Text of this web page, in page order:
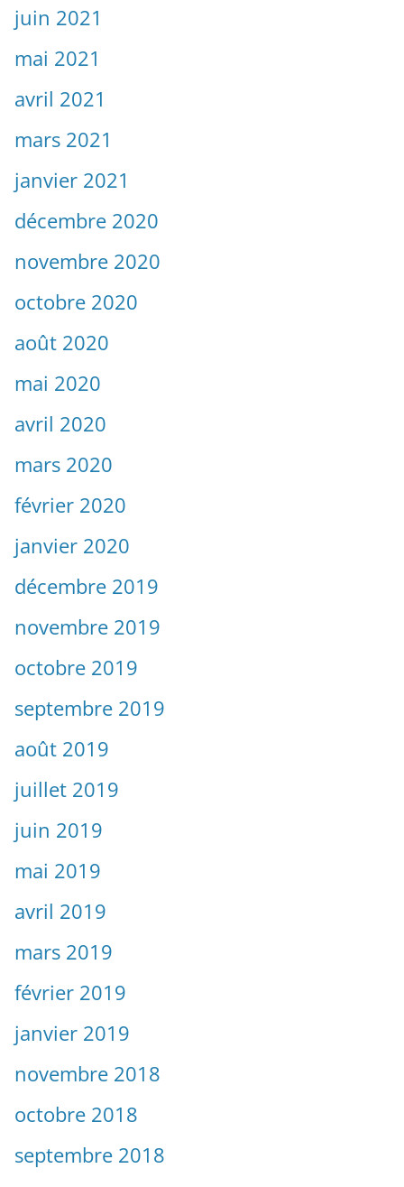
juin 2021
mai 2021
avril 2021
mars 2021
janvier 2021
décembre 2020
novembre 2020
octobre 2020
août 2020
mai 2020
avril 2020
mars 2020
février 2020
janvier 2020
décembre 2019
novembre 2019
octobre 2019
septembre 2019
août 2019
juillet 2019
juin 2019
mai 2019
avril 2019
mars 2019
février 2019
janvier 2019
novembre 2018
octobre 2018
septembre 2018